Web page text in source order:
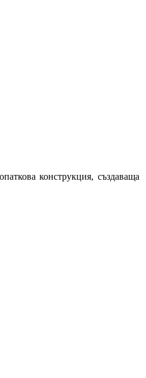
конструкция, създаваща